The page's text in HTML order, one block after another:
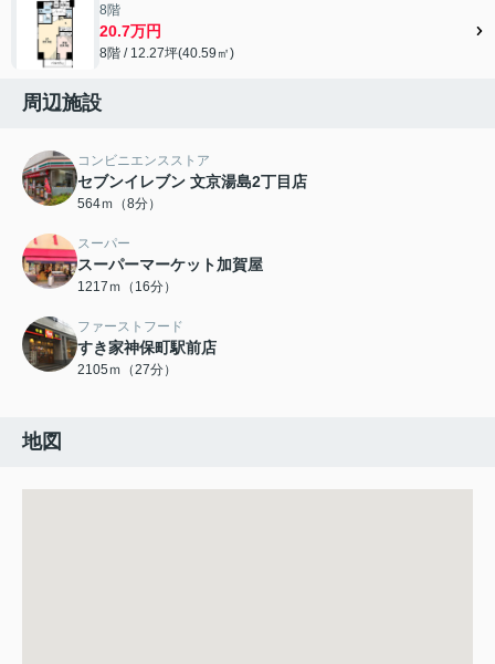
8階
20.7万円
8階 / 12.27坪(40.59㎡)
周辺施設
コンビニエンスストア
セブンイレブン 文京湯島2丁目店
564ｍ（8分）
スーパー
スーパーマーケット加賀屋
1217ｍ（16分）
ファーストフード
すき家神保町駅前店
2105ｍ（27分）
地図